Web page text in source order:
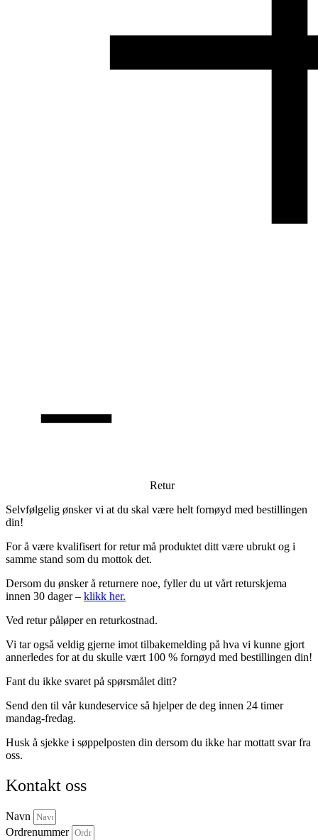
Retur
Selvfølgelig ønsker vi at du skal være helt fornøyd med bestillingen
din!
For å være kvalifisert for retur må produktet ditt være ubrukt og i
samme stand som du mottok det.
Dersom du ønsker å returnere noe, fyller du ut vårt returskjema
innen 30 dager – klikk her.
Ved retur påløper en returkostnad.
Vi tar også veldig gjerne imot tilbakemelding på hva vi kunne gjort
annerledes for at du skulle vært 100 % fornøyd med bestillingen din!
Fant du ikke svaret på spørsmålet ditt?
Send den til vår kundeservice så hjelper de deg innen 24 timer
mandag-fredag.
Husk å sjekke i søppelposten din dersom du ikke har mottatt svar fra
oss.
Kontakt oss
Navn
Ordrenummer